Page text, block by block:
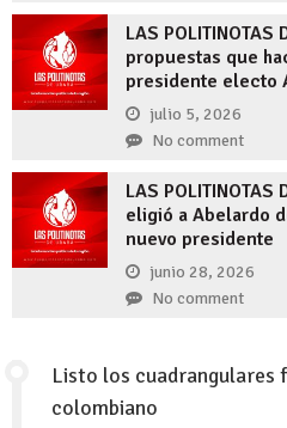
LAS POLITINOTAS
propuestas que
presidente electo
julio 5, 2026
No comment
LAS POLITINOTAS
eligió a Abelardo
nuevo presidente
junio 28, 2026
No comment
Listo los cuadrangulares
colombiano